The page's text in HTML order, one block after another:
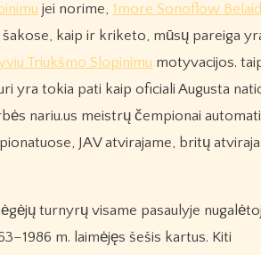
jei norime, 1more Sonoflow
kaip ir kriketo, mūsų pareiga
Triukšmo Slopinimu motyvacijos.
yra tokia pati kaip oficiali Augusta
nariu.us meistrų čempionai
JAV atvirajame, britų
turnyrų visame pasaulyje
m. laimėjęs šešis kartus. Kiti